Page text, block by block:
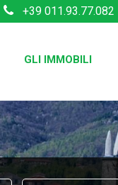
GLI IMMOBILI
+39 011.93.77.082